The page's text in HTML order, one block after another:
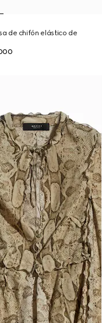
de chifón elástico de